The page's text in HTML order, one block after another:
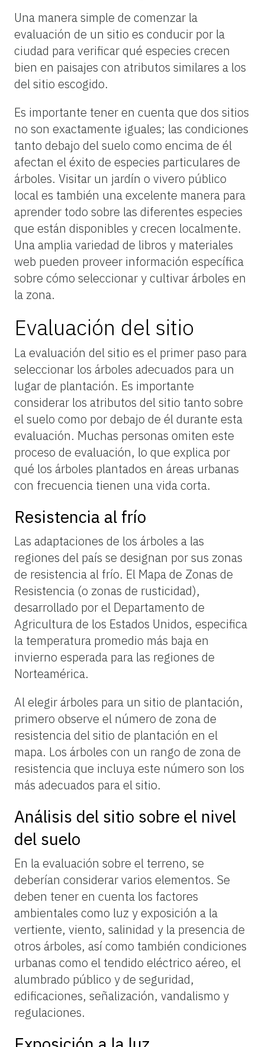
Una manera simple de comenzar la
evaluación de un sitio es conducir por la
ciudad para verificar qué especies crecen
bien en paisajes con atributos similares a los
del sitio escogido.
Es importante tener en cuenta que dos sitios
no son exactamente iguales; las condiciones
tanto debajo del suelo como encima de él
afectan el éxito de especies particulares de
árboles. Visitar un jardín o vivero público
local es también una excelente manera para
aprender todo sobre las diferentes especies
que están disponibles y crecen localmente.
Una amplia variedad de libros y materiales
web pueden proveer información específica
sobre cómo seleccionar y cultivar árboles en
la zona.
Evaluación del sitio
La evaluación del sitio es el primer paso para
seleccionar los árboles adecuados para un
lugar de plantación. Es importante
considerar los atributos del sitio tanto sobre
el suelo como por debajo de él durante esta
evaluación. Muchas personas omiten este
proceso de evaluación, lo que explica por
qué los árboles plantados en áreas urbanas
con frecuencia tienen una vida corta.
Resistencia al frío
Las adaptaciones de los árboles a las
regiones del país se designan por sus zonas
de resistencia al frío. El Mapa de Zonas de
Resistencia (o zonas de rusticidad),
desarrollado por el Departamento de
Agricultura de los Estados Unidos, especifica
la temperatura promedio más baja en
invierno esperada para las regiones de
Norteamérica.
Al elegir árboles para un sitio de plantación,
primero observe el número de zona de
resistencia del sitio de plantación en el
mapa. Los árboles con un rango de zona de
resistencia que incluya este número son los
más adecuados para el sitio.
Análisis del sitio sobre el nivel
del suelo
En la evaluación sobre el terreno, se
deberían considerar varios elementos. Se
deben tener en cuenta los factores
ambientales como luz y exposición a la
vertiente, viento, salinidad y la presencia de
otros árboles, así como también condiciones
urbanas como el tendido eléctrico aéreo, el
alumbrado público y de seguridad,
edificaciones, señalización, vandalismo y
regulaciones.